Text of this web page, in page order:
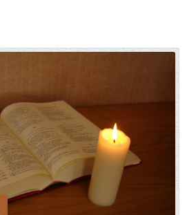
centrale, tant elle la chérissait
Sainte Vierge : « Si je n’ai
point vu le modèle, j’aime à
me persuader que j’ai vu la
copie. » Après sa mort, c’est
Céline qui plaida sa cause en
canonisation en défendant
au procès ecclésiastique sa «
petite voie » si novatrice : « Ce